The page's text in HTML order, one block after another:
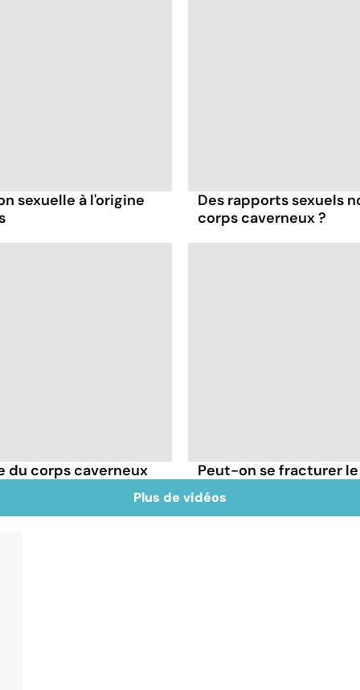
sexuelle à l'origine
Des rapports sexuels
corps caverneux ?
du corps caverneux Peut-on se fracturer le
Plus de vidéos